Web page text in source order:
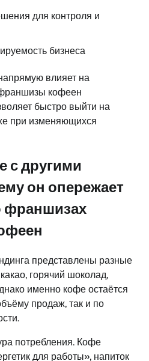
для контроля и
бизнеса
влияет на
франшизы кофеен
быстро выйти на
при изменяющихся
с другими
он опережает
франшизах
представлены разные
горячий шоколад,
именно кофе остаётся
продаж, так и по
потребления. Кофе
для работы», напиток